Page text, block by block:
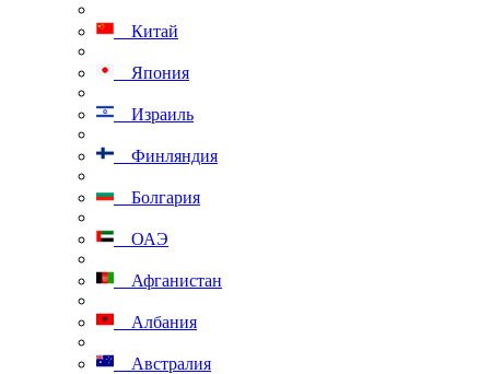
Китай
Япония
Израиль
Финляндия
Болгария
ОАЭ
Афганистан
Албания
Австралия